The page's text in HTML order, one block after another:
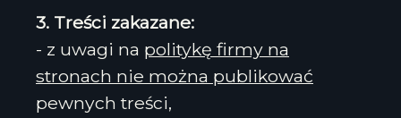
3. Treści zakazane:
- z uwagi na politykę firmy na
stronach nie można publikować
pewnych treści,